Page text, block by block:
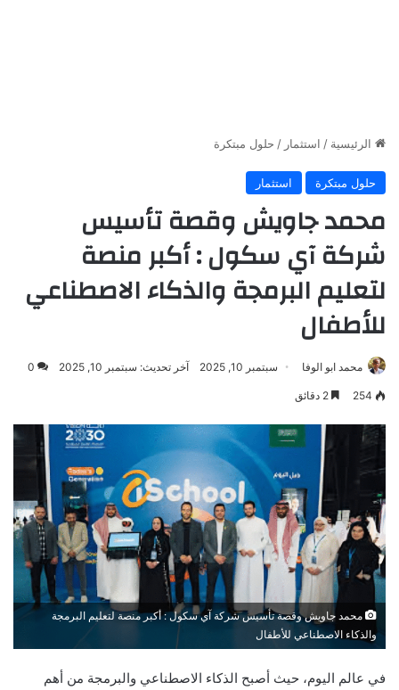
الرئيسية / استثمار / حلول مبتكرة
حلول مبتكرة استثمار
محمد جاويش وقصة تأسيس
شركة آي سكول : أكبر منصة
لتعليم البرمجة والذكاء الاصطناعي
للأطفال
محمد ابو الوفا سبتمبر 10, 2025 آخر تحديث: سبتمبر 10, 2025 0
254
محمد جاويش وقصة تأسيس شركة آي سكول : أكبر منصة لتعليم البرمجة
والذكاء الاصطناعي للأطفال
في عالم اليوم، حيث أصبح الذكاء الاصطناعي والبرمجة من أهم